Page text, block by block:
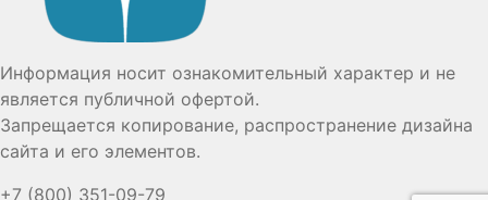
Информация носит ознакомительный характер и не
является публичной офертой.
Запрещается копирование, распространение дизайна
сайта и его элементов.
+7 (800) 351-09-79